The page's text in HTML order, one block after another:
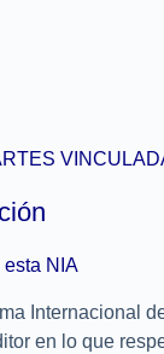
NIA
Internacional
en lo que